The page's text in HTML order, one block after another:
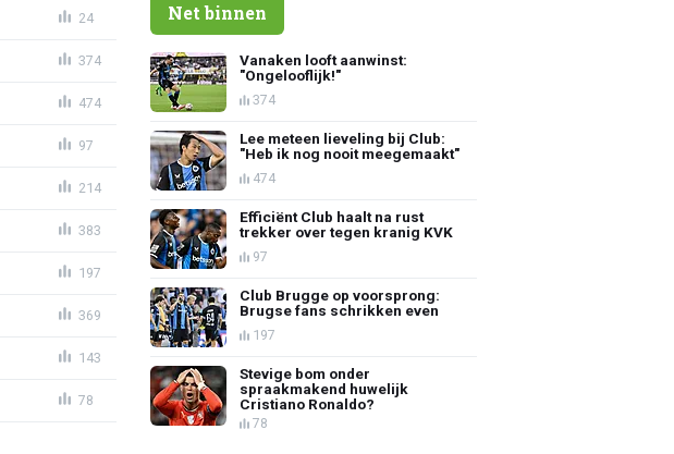
24
374
474
97
214
383
197
369
143
78
Net binnen
Vanaken looft aanwinst:
"Ongelooflijk!"
374
Lee meteen lieveling bij Club:
"Heb ik nog nooit meegemaakt"
474
Efficiënt Club haalt na rust
trekker over tegen kranig KVK
97
Club Brugge op voorsprong:
Brugse fans schrikken even
197
Stevige bom onder
spraakmakend huwelijk
Cristiano Ronaldo?
78